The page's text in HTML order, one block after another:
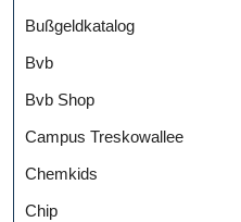
Bußgeldkatalog
Bvb
Bvb Shop
Campus Treskowallee
Chemkids
Chip